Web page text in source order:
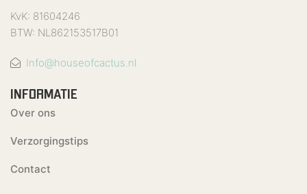
KvK: 81604246
BTW: NL862153517B01
Info@houseofcactus.nl
INFORMATIE
Over ons
Verzorgingstips
Contact